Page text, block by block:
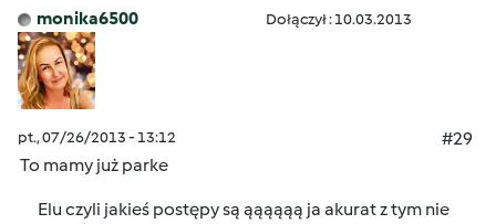
monika6500 Dołączył : 10.03.2013
pt., 07/26/2013 - 13:12
#29
To mamy już parke
Elu czyli jakieś postępy są ąąąąąą ja akurat z tym nie